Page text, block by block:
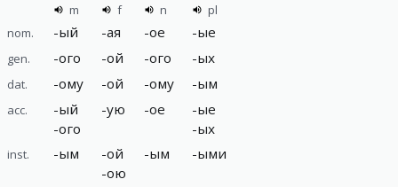
m f n
pl
nom.
-ый -ая -ое -ые
gen. -ого -ой -ого -ых
dat. -ому -ой -ому -ым
acc. -ый
-ого
-ую -ое -ые
-ых
inst. -ым -ой
-ою
-ым -ыми